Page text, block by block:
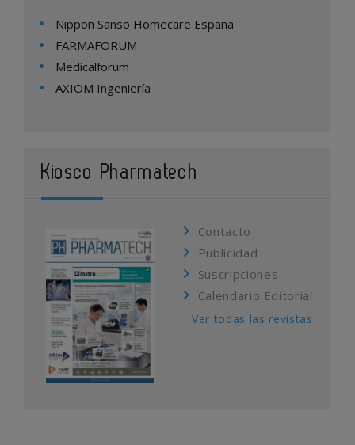
Nippon Sanso Homecare España
FARMAFORUM
Medicalforum
AXIOM Ingeniería
Kiosco Pharmatech
Contacto
Publicidad
Suscripciones
Calendario Editorial
Ver todas las revistas